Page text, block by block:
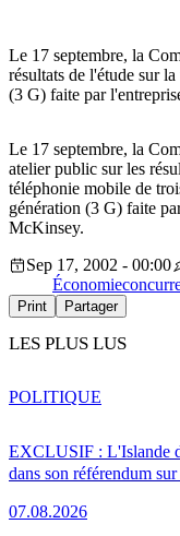
Le 17 septembre, la
résultats de l'étude sur
(3 G) faite par
Le 17 septembre, la
atelier public sur les
téléphonie mobile de
génération (3 G) faite
McKinsey.
Sep 17, 2002 - 00:00
Économie
Print Partager
LES PLUS LUS
EXCLUSIF : L'Islande
dans son référendum
07.08.2026
POLITIQUE